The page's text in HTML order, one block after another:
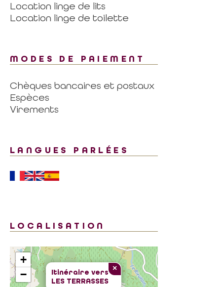
Location linge de lits
Location linge de toilette
MODES DE PAIEMENT
Chèques bancaires et postaux
Espèces
Virements
LANGUES PARLÉES
LOCALISATION
Itinéraire vers
LES TERRASSES
×
+
−